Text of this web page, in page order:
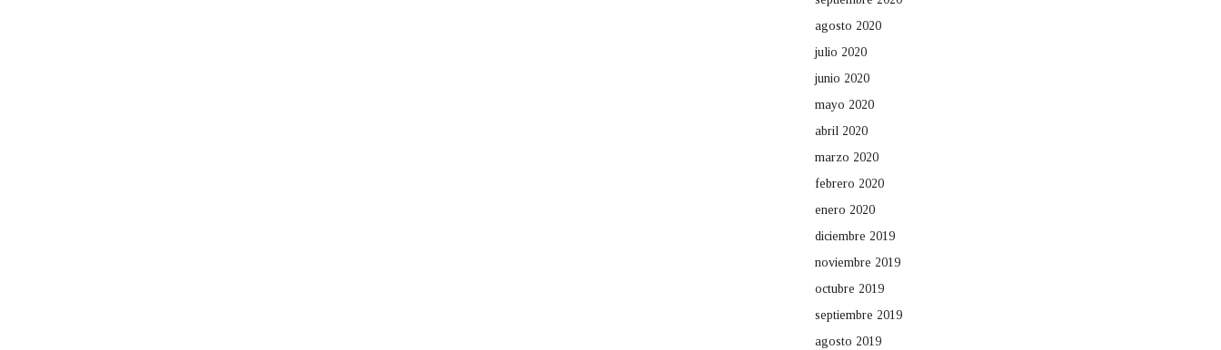
agosto 2020
julio 2020
junio 2020
mayo 2020
abril 2020
marzo 2020
febrero 2020
enero 2020
diciembre 2019
noviembre 2019
octubre 2019
septiembre 2019
agosto 2019